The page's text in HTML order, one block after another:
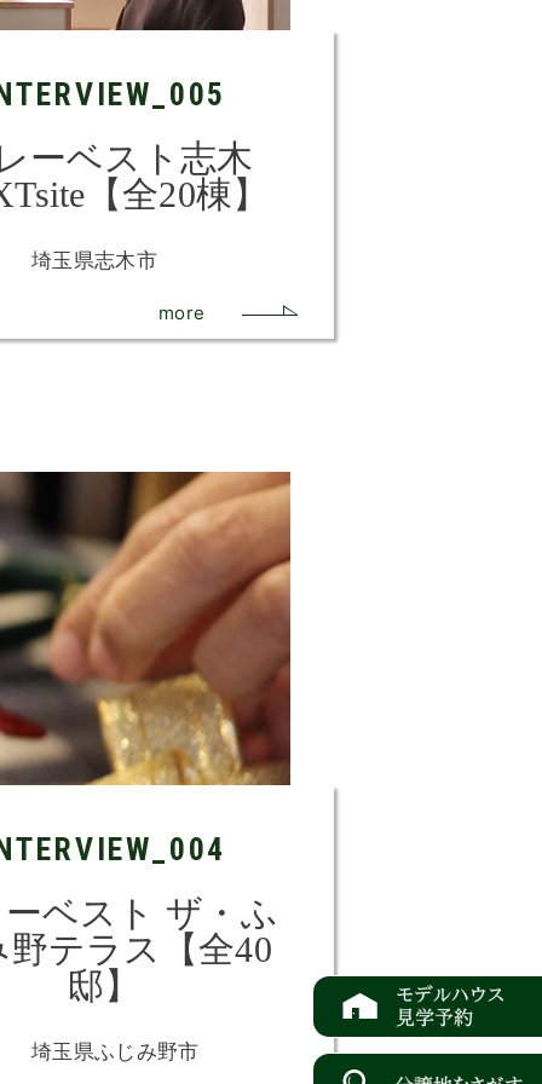
ーベスト志木
【全20棟】
埼玉県志木市
more
ベスト ザ・ふ
野テラス【全40
邸】
埼玉県ふじみ野市